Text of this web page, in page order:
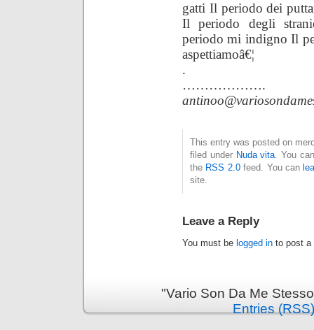
gatti Il periodo dei
Il periodo degli
periodo mi indigno Il
aspettiamoâ€¦
.
……………….
This entry was posted on
filed under Nuda vita . You
the RSS 2.0feed. You can
site.
Leave a Reply
You must be logged in to post a
"Vario Son Da Me
Entries (RSS)